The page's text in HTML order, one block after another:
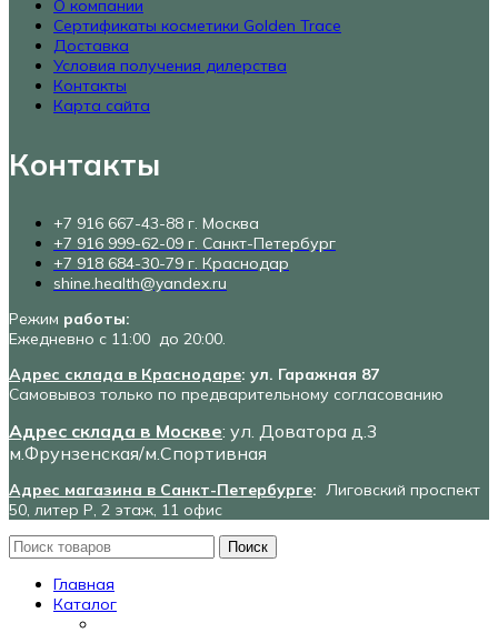
О компании
Сертификаты косметики Golden Trace
Доставка
Условия получения дилерства
Контакты
Карта сайта
Контакты
+7 916 667-43-88 г. Москва
+7 916 999-62-09 г. Санкт-Петербург
+7 918 684-30-79 г. Краснодар
shine.health@yandex.ru
Режим работы:
Ежедневно с 11:00 до 20:00.
Адрес склада в Краснодаре: ул. Гаражная 87
Самовывоз только по предварительному согласованию
Адрес склада в Москве: ул. Доватора д.3
м.Фрунзенская/м.Спортивная
Адрес магазина в Санкт-Петербурге: Лиговский проспект
50, литер Р, 2 этаж, 11 офис
Поиск
Главная
Каталог